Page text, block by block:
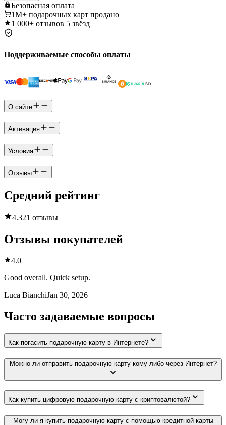
Безопасная оплата
1M+ подарочных карт продано
1 000+ отзывов 5 звёзд
Поддерживаемые способы оплаты
О сайте
Активация
Условия
Отзывы
Средний рейтинг
4.321 отзывы
Отзывы покупателей
4.0
Good overall. Quick setup.
Luca BianchiJan 30, 2026
Часто задаваемые вопросы
Как погасить подарочную карту в Интернете?
Можно ли отправить подарочную карту кому-либо через Интернет?
Как купить цифровую подарочную карту с криптовалютой?
Могу ли я купить подарочную карту с помощью кредитной карты